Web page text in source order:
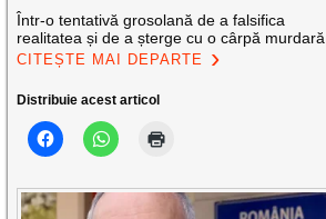
Într-o tentativă grosolană de a falsifica
realitatea și de a șterge cu o cârpă murdară
CITEȘTE MAI DEPARTE
Distribuie acest articol